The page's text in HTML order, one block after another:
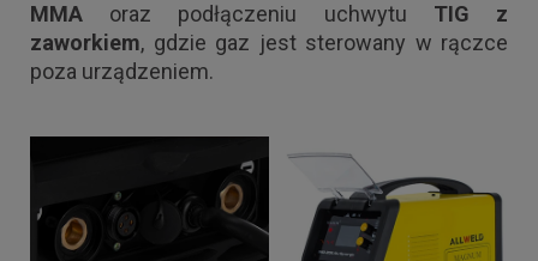
MMA oraz podłączeniu uchwytu TIG z
zaworkiem, gdzie gaz jest sterowany w rączce
poza urządzeniem.